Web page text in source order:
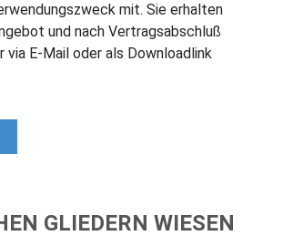
mit. Sie erhalten
und nach Vertragsabschluß
E-Mail oder als Downloadlink
GLIEDERN WIESEN